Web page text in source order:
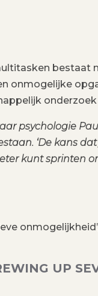
bestaat
onmogelijke
psychologie
‘De kans
kunt sprinten
UP